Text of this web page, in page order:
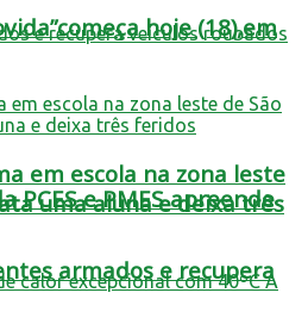
PCES e PMES apreende
armados e recupera
hoje (18),em
em escola na zona leste
uma aluna e deixa três